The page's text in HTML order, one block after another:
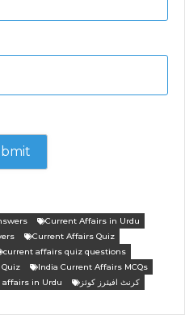
Current Affairs in Urdu
Current Affairs Quiz
current affairs quiz questions
India Current Affairs MCQs
in Urdu کرنٹ افیئرز کوئز